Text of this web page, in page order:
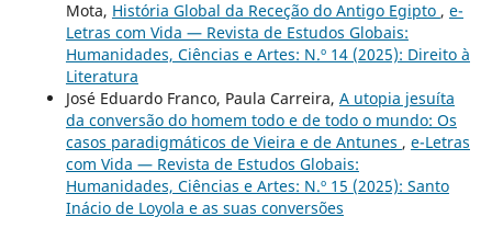
Mota, História Global da Receção do Antigo Egipto , e-
Letras com Vida — Revista de Estudos Globais:
Humanidades, Ciências e Artes: N.º 14 (2025): Direito à
Literatura
José Eduardo Franco, Paula Carreira, A utopia jesuíta
da conversão do homem todo e de todo o mundo: Os
casos paradigmáticos de Vieira e de Antunes , e-Letras
com Vida — Revista de Estudos Globais:
Humanidades, Ciências e Artes: N.º 15 (2025): Santo
Inácio de Loyola e as suas conversões